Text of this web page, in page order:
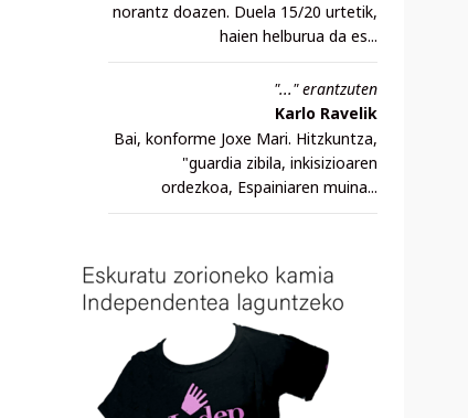
norantz doazen. Duela 15/20 urtetik,
haien helburua da es...
"..." erantzuten
Karlo Ravelik
Bai, konforme Joxe Mari. Hitzkuntza,
"guardia zibila, inkisizioaren
ordezkoa, Espainiaren muina...